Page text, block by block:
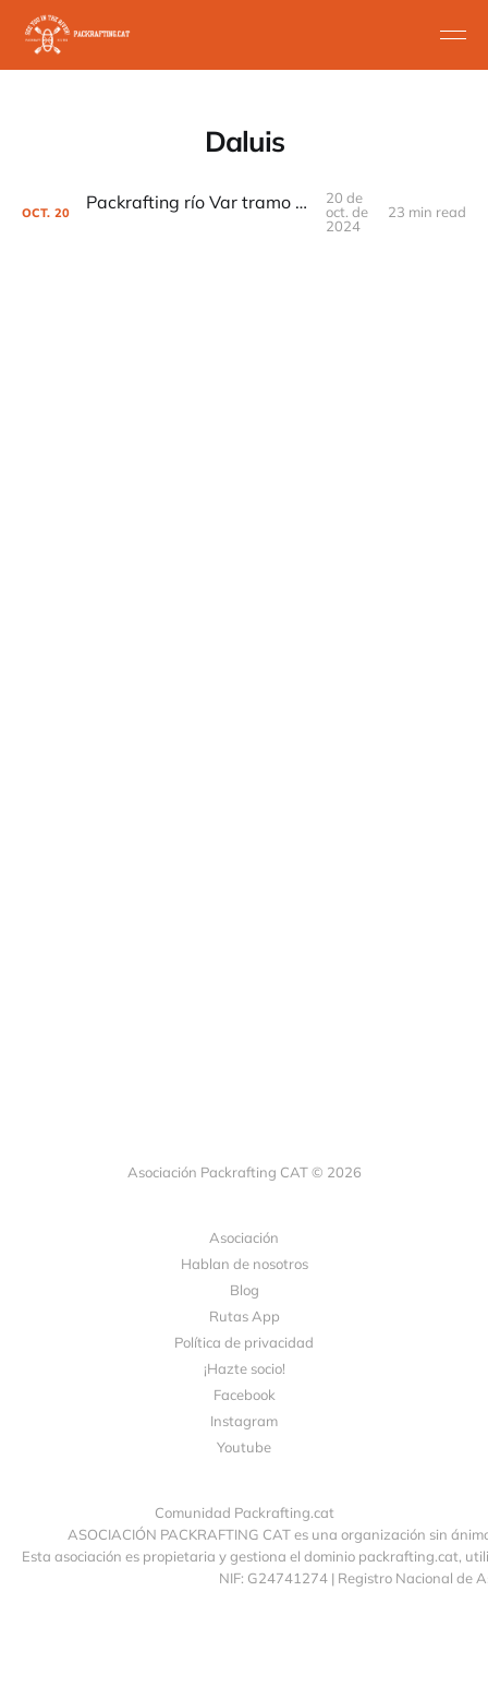
Daluis
OCT. 20 Packrafting río Var tramo Gorges Daluis
20 de
oct. de
2024
23 min read
Asociación Packrafting CAT © 2026
Asociación
Hablan de nosotros
Blog
Rutas App
Política de privacidad
¡Hazte socio!
Facebook
Instagram
Youtube
Comunidad Packrafting.cat
ASOCIACIÓN PACKRAFTING CAT es una organización sin
Esta asociación es propietaria y gestiona el dominio packrafting.cat,
NIF: G24741274 | Registro Nacional de